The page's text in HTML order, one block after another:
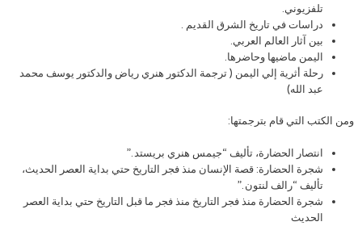
تلفزيوني.
دراسات في تاريخ الشرق القديم .
بين آثار العالم العربي.
اليمن ماضيها وحاضرها.
رحلة أثرية إلي اليمن ( ترجمة الدكتور هنري رياض والدكتور يوسف محمد
عبد الله)
ومن الكتب التي قام بترجمتها:
انتصار الحضارة، تأليف “جيمس هنري بريستد .”
شجرة الحضارة: قصة الإنسان منذ فجر التاريخ حتي بداية العصر الحديث،
تأليف “رالف لنتون .”
شجرة الحضارة منذ فجر التاريخ منذ فجر ما قبل التاريخ حتي بداية العصر
الحديث